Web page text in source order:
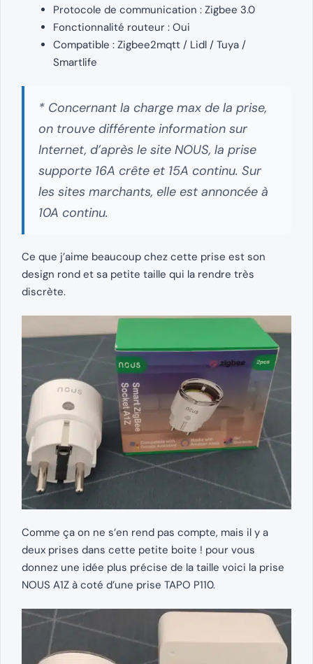
Protocole de communication : Zigbee 3.0
Fonctionnalité routeur : Oui
Compatible : Zigbee2mqtt / Lidl / Tuya /
Smartlife
* Concernant la charge max de la prise,
on trouve différente information sur
Internet, d’après le site NOUS, la prise
supporte 16A crête et 15A continu. Sur
les sites marchants, elle est annoncée à
10A continu.
Ce que j’aime beaucoup chez cette prise est son
design rond et sa petite taille qui la rendre très
discrète.
Comme ça on ne s’en rend pas compte, mais il y a
deux prises dans cette petite boite ! pour vous
donnez une idée plus précise de la taille voici la prise
NOUS A1Z à coté d’une prise TAPO P110.